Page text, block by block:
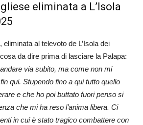
eliminata a L’Isola
, eliminata al televoto de L’Isola dei
da dire prima di lasciare la Palapa:
via subito, ma come non mi
qui. Stupendo fino a qui tutto quello
e che ho poi buttato fuori penso si
che mi ha reso l’anima libera. Ci
in cui è stato tragico combattere con